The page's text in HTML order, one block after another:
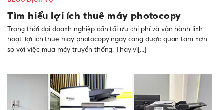
Tìm hiểu lợi ích thuê máy photocopy
Trong thời đại doanh nghiệp cần tối ưu chi phí và vận hành linh
hoạt, lợi ích thuê máy photocopy ngày càng được quan tâm hơn
so với việc mua máy truyền thống. Thay vì[...]